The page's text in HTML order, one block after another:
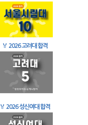
🏅 2026 고려대 합격
🏅 2026 성신여대 합격